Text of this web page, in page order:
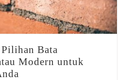
Bata
Modern untuk